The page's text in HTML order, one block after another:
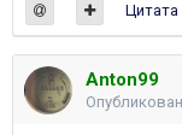
Цитата
Anton99